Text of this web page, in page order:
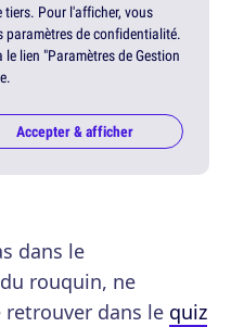
tiers. Pour l'afficher, vous
paramètres de confidentialité.
lien "Paramètres de Gestion
Accepter & afficher
dans le
rouquin, ne
dans le quiz